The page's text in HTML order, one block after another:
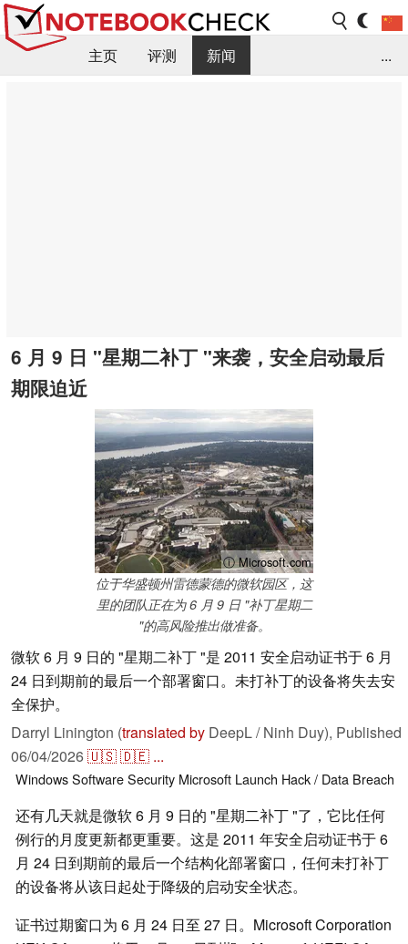
主页 评测
新闻
...
6 月 9 日 "星期二补丁 "来袭，安全启动最后
期限迫近
ⓘ Microsoft.com
位于华盛顿州雷德蒙德的微软园区，这
里的团队正在为 6 月 9 日 "补丁星期二
"的高风险推出做准备。
微软 6 月 9 日的 "星期二补丁 "是 2011 安全启动证书于 6 月
24 日到期前的最后一个部署窗口。未打补丁的设备将失去安
全保护。
Darryl Linington (translated by DeepL / Ninh Duy), Published
06/04/2026🇺🇸🇩🇪 ...
WindowsSoftwareSecurity Microsoft Launch Hack / Data Breach
还有几天就是微软 6 月 9 日的 "星期二补丁 "了，它比任何
例行的月度更新都更重要。这是 2011 年安全启动证书于 6
月 24 日到期前的最后一个结构化部署窗口，任何未打补丁
的设备将从该日起处于降级的启动安全状态。
证书过期窗口为 6 月 24 日至 27 日。Microsoft Corporation